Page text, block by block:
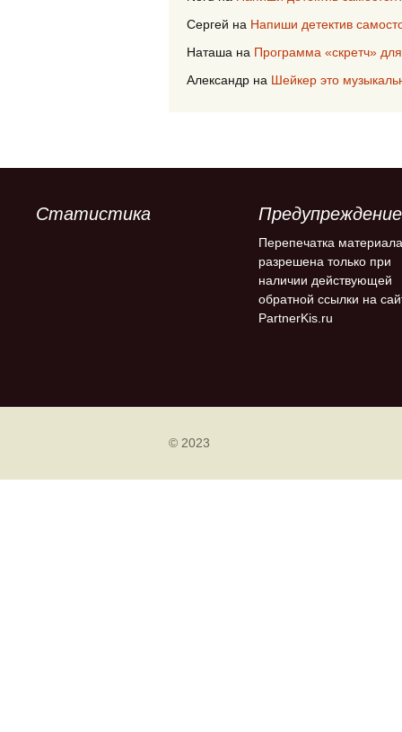
Сергей на Напиши детектив
Наташа на Программа «скретч»
Александр на Шейкер это
Статистика Предупреждение
Перепечатка материала
разрешена только при
наличии действующей
обратной ссылки на
PartnerKis.ru
© 2023